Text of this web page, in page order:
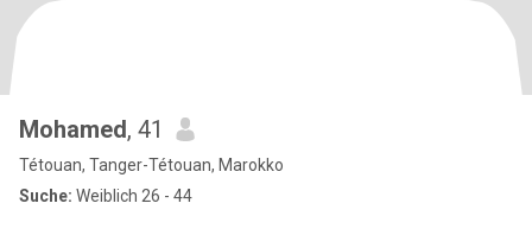
Mohamed, 41
Tétouan, Tanger-Tétouan, Marokko
Suche: Weiblich 26 - 44